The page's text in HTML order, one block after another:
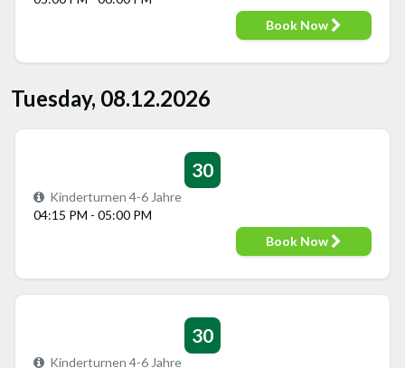
Book Now
Tuesday, 08.12.2026
30
Kinderturnen 4-6 Jahre
04:15 PM - 05:00 PM
Book Now
30
Kinderturnen 4-6 Jahre